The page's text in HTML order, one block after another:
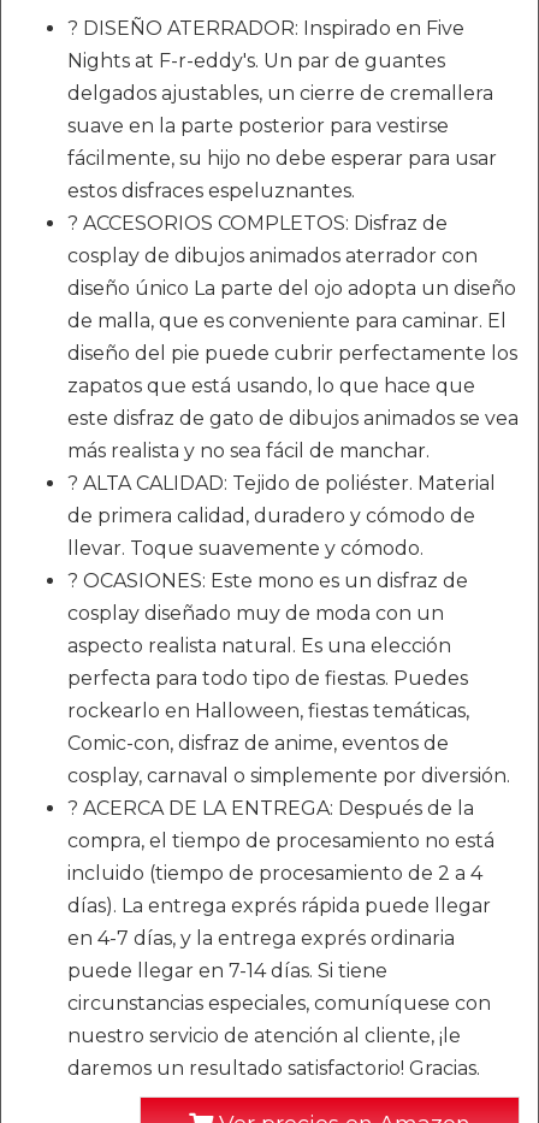
? DISEÑO ATERRADOR: Inspirado en Five
Nights at F-r-eddy's. Un par de guantes
delgados ajustables, un cierre de cremallera
suave en la parte posterior para vestirse
fácilmente, su hijo no debe esperar para usar
estos disfraces espeluznantes.
? ACCESORIOS COMPLETOS: Disfraz de
cosplay de dibujos animados aterrador con
diseño único La parte del ojo adopta un diseño
de malla, que es conveniente para caminar. El
diseño del pie puede cubrir perfectamente los
zapatos que está usando, lo que hace que
este disfraz de gato de dibujos animados se vea
más realista y no sea fácil de manchar.
? ALTA CALIDAD: Tejido de poliéster. Material
de primera calidad, duradero y cómodo de
llevar. Toque suavemente y cómodo.
? OCASIONES: Este mono es un disfraz de
cosplay diseñado muy de moda con un
aspecto realista natural. Es una elección
perfecta para todo tipo de fiestas. Puedes
rockearlo en Halloween, fiestas temáticas,
Comic-con, disfraz de anime, eventos de
cosplay, carnaval o simplemente por diversión.
? ACERCA DE LA ENTREGA: Después de la
compra, el tiempo de procesamiento no está
incluido (tiempo de procesamiento de 2 a 4
días). La entrega exprés rápida puede llegar
en 4-7 días, y la entrega exprés ordinaria
puede llegar en 7-14 días. Si tiene
circunstancias especiales, comuníquese con
nuestro servicio de atención al cliente, ¡le
daremos un resultado satisfactorio! Gracias.